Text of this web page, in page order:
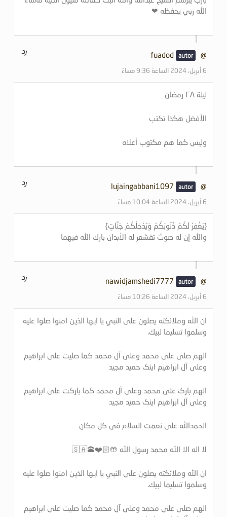
الله ربي يحفظه ❤
@fuadod
6 أبريل، 2024 الساعة 9:36 مساءً
رد
ليلة ٢٨ رمضان
الأفضل هكذا تكتب
وليس كما هم مكتوب أعلاه
@lujaingabbani1097
6 أبريل، 2024 الساعة 10:04 مساءً
رد
{يَغْفِرْ لَكُمْ ذُنُوبَكُمْ وَيُدْخِلْكُمْ جَنَّاتٍ}
والله إن له صوتٌ تقشعر له الأبدان بارك الله فيهما
@nawidjamshedi7777
6 أبريل، 2024 الساعة 10:26 مساءً
رد
ان الله وملائكته يصلون على النبي يا ايها الذين امنوا صلوا عليه
وسلموا تسليما لبيك.
الهم صلی علی محمد وعلی آل محمد کما صلیت علی ابراهیم
وعلی آل ابراهیم اینک حمید مجید
الهم بارک علی محمد وعلی آل محمد کما بارکت علی ابراهیم
وعلی آل ابراهیم اینک حمید مجید
الحمدالله علی نعمت السلام فی کل مکان
لا اله الا الله محمد رسول الله 🤲🏻❤️🕋🇸🇦
ان الله وملائكته يصلون على النبي يا ايها الذين امنوا صلوا عليه
وسلموا تسليما لبيك.
الهم صلی علی محمد وعلی آل محمد کما صلیت علی ابراهیم